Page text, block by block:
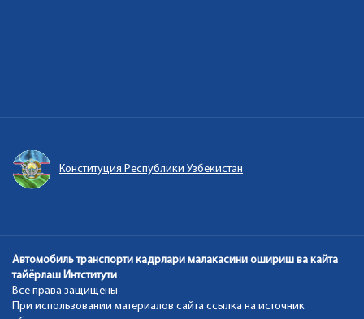
Конституция Республики Узбекистан
Автомобиль транспорти кадрлари малакасини ошириш ва кайта
тайёрлаш Интститути
Все права защищены
При использовании материалов сайта ссылка на источник